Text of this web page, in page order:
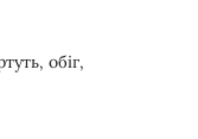
обіг,